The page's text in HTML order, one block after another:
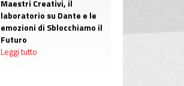
Maestri Creativi, il
laboratorio su Dante e le
emozioni di Sblocchiamo il
Futuro
Leggi tutto